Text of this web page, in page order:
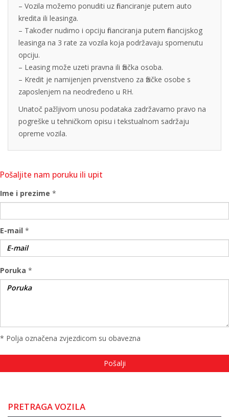
– Vozila možemo ponuditi uz financiranje putem auto
kredita ili leasinga.
– Također nudimo i opciju financiranja putem financijskog
leasinga na 3 rate za vozila koja podržavaju spomenutu
opciju.
– Leasing može uzeti pravna ili fizička osoba.
– Kredit je namijenjen prvenstveno za fizičke osobe s
zaposlenjem na neodređeno u RH.
Unatoč pažljivom unosu podataka zadržavamo pravo na
pogreške u tehničkom opisu i tekstualnom sadržaju
opreme vozila.
Pošaljite nam poruku ili upit
Ime i prezime *
E-mail *
Poruka *
* Polja označena zvjezdicom su obavezna
PRETRAGA VOZILA